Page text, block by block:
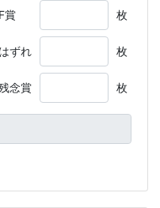
F賞 枚
はずれ 枚
念賞 枚